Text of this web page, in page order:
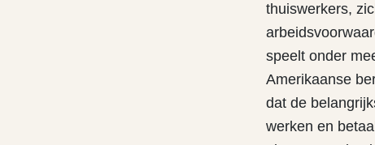
thuiswerkers,
speelt onder
Amerikaanse
dat de
werken en